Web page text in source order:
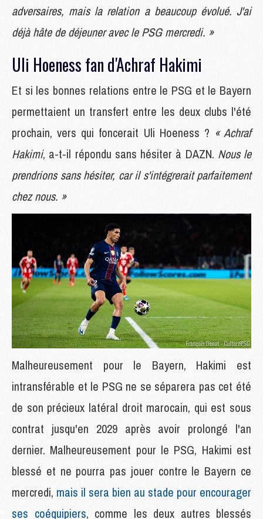
adversaires, mais la relation a beaucoup évolué. J'ai
déjà hâte de déjeuner avec le PSG mercredi. »
Uli Hoeness fan d'Achraf Hakimi
Et si les bonnes relations entre le PSG et le Bayern
permettaient un transfert entre les deux clubs l'été
prochain, vers qui foncerait Uli Hoeness ? « Achraf
Hakimi, a-t-il répondu sans hésiter à DAZN. Nous le
prendrions sans hésiter, car il s'intégrerait parfaitement
chez nous. »
Malheureusement pour le Bayern, Hakimi est
intransférable et le PSG ne se séparera pas cet été
de son précieux latéral droit marocain, qui est sous
contrat jusqu'en 2029 après avoir prolongé l'an
dernier. Malheureusement pour le PSG, Hakimi est
blessé et ne pourra pas jouer contre le Bayern ce
mercredi, mais il sera bien au stade pour encourager
ses coéquipiers, comme les deux autres blessés